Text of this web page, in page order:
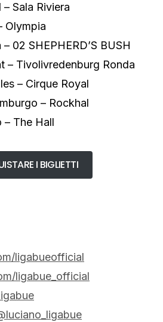
Sala Riviera
Olympia
02 SHEPHERD’S BUSH
– Tivolivredenburg Ronda
– Cirque Royal
– Rockhal
– The Hall
I BIGLIETTI
ligabueofficial
ligabue_ official
ligabue